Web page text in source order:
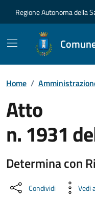
Regione Autonoma della
Home /
Atto
n. 1931
Determina con
Dettaglio del documento
Condividi Vedi